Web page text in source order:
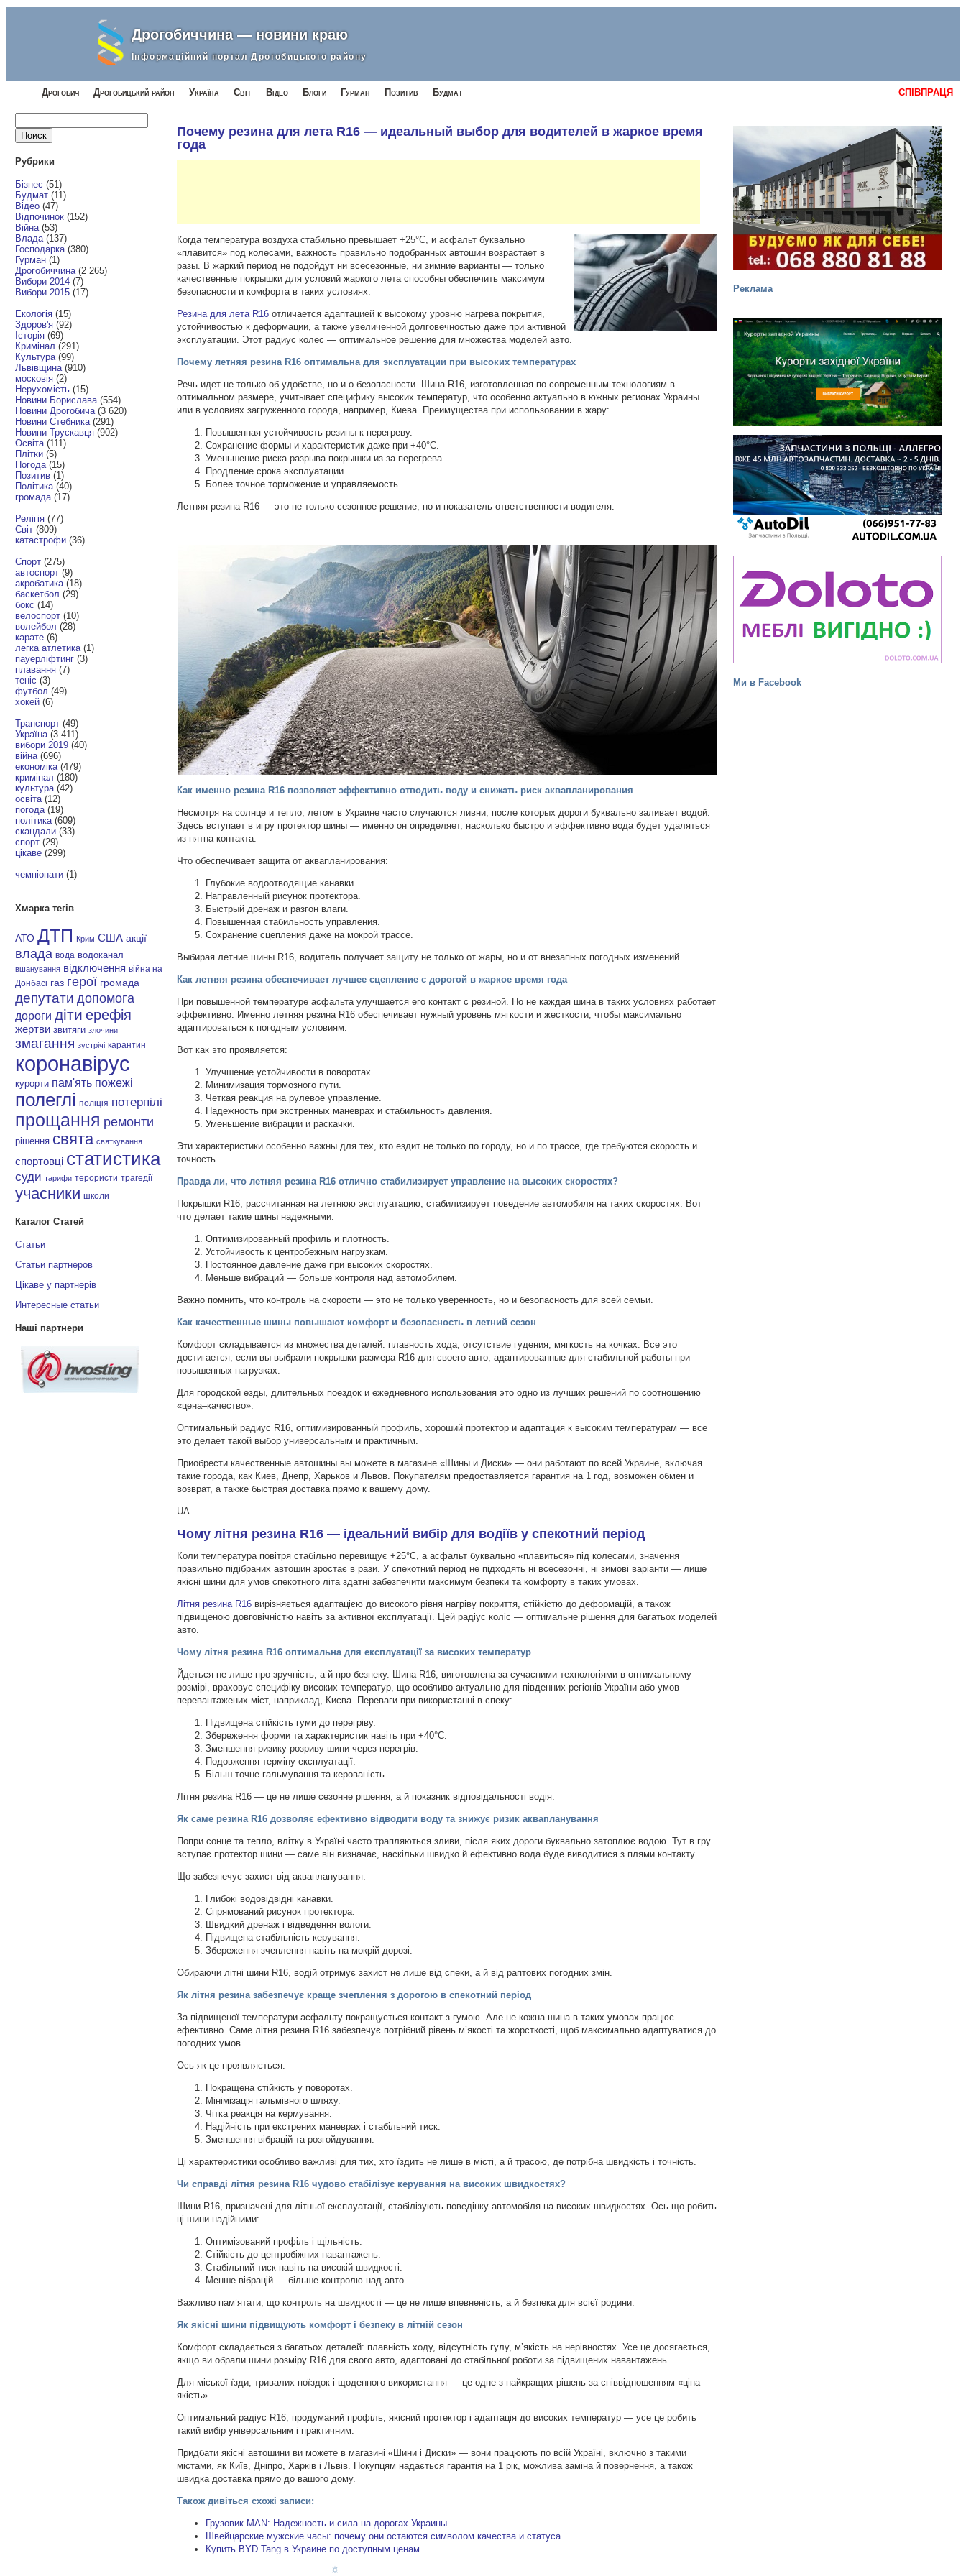
Дрогобиччина — новини краю
Інформаційний портал Дрогобицького району
Дрогобич Дрогобицький район Україна Світ Відео Блоги Гурман СПІВПРАЦЯ
Позитив Будмат
Реклама
Ми в Facebook
Рубрики
Бізнес (51)
Будмат (11)
Відео (47)
Відпочинок (152)
Війна (53)
Влада (137)
Господарка (380)
Гурман (1)
Дрогобиччина (2 265)
Вибори 2014 (7)
Вибори 2015 (17)
Екологія (15)
Здоров'я (92)
Історія (69)
Кримінал (291)
Культура (99)
Львівщина (910)
московія (2)
Нерухомість (15)
Новини Борислава (554)
Новини Дрогобича (3 620)
Новини Стебника (291)
Новини Трускавця (902)
Освіта (111)
Плітки (5)
Погода (15)
Позитив (1)
Політика (40)
громада (17)
Релігія (77)
Світ (809)
катастрофи (36)
Спорт (275)
автоспорт (9)
акробатика (18)
баскетбол (29)
бокс (14)
велоспорт (10)
волейбол (28)
карате (6)
легка атлетика (1)
пауерліфтинг (3)
плавання (7)
теніс (3)
футбол (49)
хокей (6)
Транспорт (49)
Україна (3 411)
вибори 2019 (40)
війна (696)
економіка (479)
кримінал (180)
культура (42)
освіта (12)
погода (19)
політика (609)
скандали (33)
спорт (29)
цікаве (299)
чемпіонати (1)
Хмарка тегів
АТО ДТП Крим США акції
влада вода водоканал
вшанування відключення війна на
Донбасі газ герої громада
депутати допомога
дороги діти ерефія
жертви звитяги злочини
змагання зустрічі карантин
коронавірус
курорти пам'ять пожежі
полеглі поліція потерпілі
прощання ремонти
рішення свята святкування
спортовці статистика
суди тарифи терористи трагедії
учасники школи
Каталог Статей
Статьи
Статьи партнеров
Цікаве у партнерів
Интересные статьи
Наші партнери
Почему резина для лета R16 — идеальный выбор для водителей в жаркое время
года
Когда температура воздуха стабильно превышает +25°C, и асфальт буквально
«плавится» под колесами, важность правильно подобранных автошин возрастает в
разы. В жаркий период не подойдут ни всесезонные, ни зимние варианты — только
качественные покрышки для условий жаркого лета способны обеспечить максимум
безопасности и комфорта в таких условиях.
Резина для лета R16 отличается адаптацией к высокому уровню нагрева покрытия,
устойчивостью к деформации, а также увеличенной долговечностью даже при активной
эксплуатации. Этот радиус колес — оптимальное решение для множества моделей авто.
Почему летняя резина R16 оптимальна для эксплуатации при высоких температурах
Речь идет не только об удобстве, но и о безопасности. Шина R16, изготовленная по современным технологиям в
оптимальном размере, учитывает специфику высоких температур, что особенно актуально в южных регионах Украины
или в условиях загруженного города, например, Киева. Преимущества при использовании в жару:
Повышенная устойчивость резины к перегреву.
Сохранение формы и характеристик даже при +40°C.
Уменьшение риска разрыва покрышки из-за перегрева.
Продление срока эксплуатации.
Более точное торможение и управляемость.
Летняя резина R16 — это не только сезонное решение, но и показатель ответственности водителя.
Как именно резина R16 позволяет эффективно отводить воду и снижать риск аквапланирования
Несмотря на солнце и тепло, летом в Украине часто случаются ливни, после которых дороги буквально заливает водой.
Здесь вступает в игру протектор шины — именно он определяет, насколько быстро и эффективно вода будет удаляться
из пятна контакта.
Что обеспечивает защита от аквапланирования:
Глубокие водоотводящие канавки.
Направленный рисунок протектора.
Быстрый дренаж и разгон влаги.
Повышенная стабильность управления.
Сохранение сцепления даже на мокрой трассе.
Выбирая летние шины R16, водитель получает защиту не только от жары, но и от внезапных погодных изменений.
Как летняя резина обеспечивает лучшее сцепление с дорогой в жаркое время года
При повышенной температуре асфальта улучшается его контакт с резиной. Но не каждая шина в таких условиях работает
эффективно. Именно летняя резина R16 обеспечивает нужный уровень мягкости и жесткости, чтобы максимально
адаптироваться к погодным условиям.
Вот как это проявляется:
Улучшение устойчивости в поворотах.
Минимизация тормозного пути.
Четкая реакция на рулевое управление.
Надежность при экстренных маневрах и стабильность давления.
Уменьшение вибрации и раскачки.
Эти характеристики особенно важны для тех, кто ездит не только по городу, но и по трассе, где требуются скорость и
точность.
Правда ли, что летняя резина R16 отлично стабилизирует управление на высоких скоростях?
Покрышки R16, рассчитанная на летнюю эксплуатацию, стабилизирует поведение автомобиля на таких скоростях. Вот
что делает такие шины надежными:
Оптимизированный профиль и плотность.
Устойчивость к центробежным нагрузкам.
Постоянное давление даже при высоких скоростях.
Меньше вибраций — больше контроля над автомобилем.
Важно помнить, что контроль на скорости — это не только уверенность, но и безопасность для всей семьи.
Как качественные шины повышают комфорт и безопасность в летний сезон
Комфорт складывается из множества деталей: плавность хода, отсутствие гудения, мягкость на кочках. Все это
достигается, если вы выбрали покрышки размера R16 для своего авто, адаптированные для стабильной работы при
повышенных нагрузках.
Для городской езды, длительных поездок и ежедневного использования это одно из лучших решений по соотношению
«цена–качество».
Оптимальный радиус R16, оптимизированный профиль, хороший протектор и адаптация к высоким температурам — все
это делает такой выбор универсальным и практичным.
Приобрести качественные автошины вы можете в магазине «Шины и Диски» — они работают по всей Украине, включая
такие города, как Киев, Днепр, Харьков и Львов. Покупателям предоставляется гарантия на 1 год, возможен обмен и
возврат, а также быстрая доставка прямо к вашему дому.
UA
Чому літня резина R16 — ідеальний вибір для водіїв у спекотний період
Коли температура повітря стабільно перевищує +25°C, а асфальт буквально «плавиться» під колесами, значення
правильно підібраних автошин зростає в рази. У спекотний період не підходять ні всесезонні, ні зимові варіанти — лише
якісні шини для умов спекотного літа здатні забезпечити максимум безпеки та комфорту в таких умовах.
Літня резина R16 вирізняється адаптацією до високого рівня нагріву покриття, стійкістю до деформацій, а також
підвищеною довговічністю навіть за активної експлуатації. Цей радіус коліс — оптимальне рішення для багатьох моделей
авто.
Чому літня резина R16 оптимальна для експлуатації за високих температур
Йдеться не лише про зручність, а й про безпеку. Шина R16, виготовлена за сучасними технологіями в оптимальному
розмірі, враховує специфіку високих температур, що особливо актуально для південних регіонів України або умов
перевантажених міст, наприклад, Києва. Переваги при використанні в спеку:
Підвищена стійкість гуми до перегріву.
Збереження форми та характеристик навіть при +40°C.
Зменшення ризику розриву шини через перегрів.
Подовження терміну експлуатації.
Більш точне гальмування та керованість.
Літня резина R16 — це не лише сезонне рішення, а й показник відповідальності водія.
Як саме резина R16 дозволяє ефективно відводити воду та знижує ризик аквапланування
Попри сонце та тепло, влітку в Україні часто трапляються зливи, після яких дороги буквально затоплює водою. Тут в гру
вступає протектор шини — саме він визначає, наскільки швидко й ефективно вода буде виводитися з плями контакту.
Що забезпечує захист від аквапланування:
Глибокі водовідвідні канавки.
Спрямований рисунок протектора.
Швидкий дренаж і відведення вологи.
Підвищена стабільність керування.
Збереження зчеплення навіть на мокрій дорозі.
Обираючи літні шини R16, водій отримує захист не лише від спеки, а й від раптових погодних змін.
Як літня резина забезпечує краще зчеплення з дорогою в спекотний період
За підвищеної температури асфальту покращується контакт з гумою. Але не кожна шина в таких умовах працює
ефективно. Саме літня резина R16 забезпечує потрібний рівень м’якості та жорсткості, щоб максимально адаптуватися до
погодних умов.
Ось як це проявляється:
Покращена стійкість у поворотах.
Мінімізація гальмівного шляху.
Чітка реакція на кермування.
Надійність при екстрених маневрах і стабільний тиск.
Зменшення вібрацій та розгойдування.
Ці характеристики особливо важливі для тих, хто їздить не лише в місті, а й трасою, де потрібна швидкість і точність.
Чи справді літня резина R16 чудово стабілізує керування на високих швидкостях?
Шини R16, призначені для літньої експлуатації, стабілізують поведінку автомобіля на високих швидкостях. Ось що робить
ці шини надійними:
Оптимізований профіль і щільність.
Стійкість до центробіжних навантажень.
Стабільний тиск навіть на високій швидкості.
Менше вібрацій — більше контролю над авто.
Важливо пам’ятати, що контроль на швидкості — це не лише впевненість, а й безпека для всієї родини.
Як якісні шини підвищують комфорт і безпеку в літній сезон
Комфорт складається з багатьох деталей: плавність ходу, відсутність гулу, м’якість на нерівностях. Усе це досягається,
якщо ви обрали шини розміру R16 для свого авто, адаптовані до стабільної роботи за підвищених навантажень.
Для міської їзди, тривалих поїздок і щоденного використання — це одне з найкращих рішень за співвідношенням «ціна–
якість».
Оптимальний радіус R16, продуманий профіль, якісний протектор і адаптація до високих температур — усе це робить
такий вибір універсальним і практичним.
Придбати якісні автошини ви можете в магазині «Шини і Диски» — вони працюють по всій Україні, включно з такими
містами, як Київ, Дніпро, Харків і Львів. Покупцям надається гарантія на 1 рік, можлива заміна й повернення, а також
швидка доставка прямо до вашого дому.
Також дивіться схожі записи:
Грузовик MAN: Надежность и сила на дорогах Украины
Швейцарские мужские часы: почему они остаются символом качества и статуса
Купить BYD Tang в Украине по доступным ценам